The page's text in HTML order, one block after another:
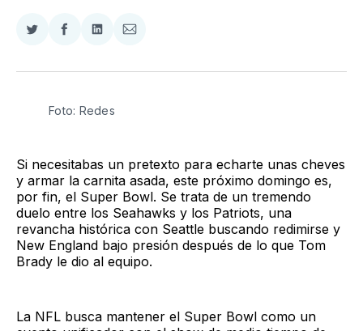
Compartir
Twitter
Compartir
Facebook
Compartir
LinkedIn
Compartir
Email
Foto: Redes
Si necesitabas un pretexto para echarte unas cheves
y armar la carnita asada, este próximo domingo es,
por fin, el Super Bowl. Se trata de un tremendo
duelo entre los Seahawks y los Patriots, una
revancha histórica con Seattle buscando redimirse y
New England bajo presión después de lo que Tom
Brady le dio al equipo.
La NFL busca mantener el Super Bowl como un